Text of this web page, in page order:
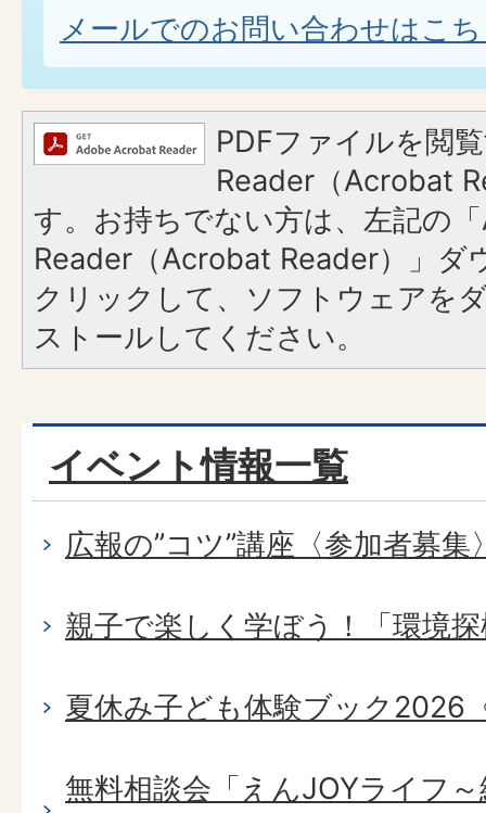
メールでのお問い合わせはこ
PDFファイルを閲
Reader（Acrobat
す。お持ちでない方は、左記の
Reader（Acrobat Reader）」ダ
クリックして、ソフトウェアを
ストールしてください。
イベント情報一覧
広報の”コツ”講座〈参加者募集
親子で楽しく学ぼう！「環境
夏休み子ども体験ブック2026
無料相談会「えんJOYライフ